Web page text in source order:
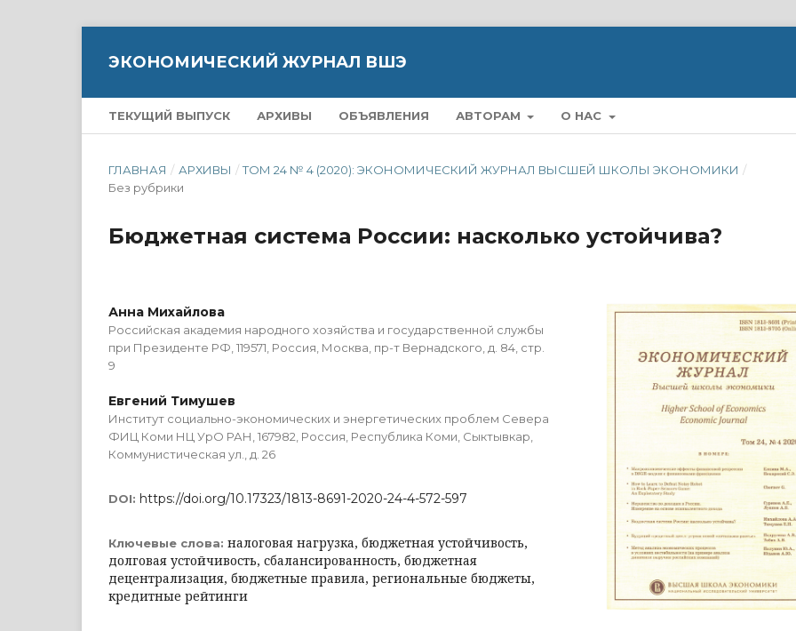
ЭКОНОМИЧЕСКИЙ ЖУРНАЛ ВШЭ
ТЕКУЩИЙ ВЫПУСК АРХИВЫ ОБЪЯВЛЕНИЯ АВТОРАМ О НАС
ГЛАВНАЯ / АРХИВЫ / ТОМ 24 № 4 (2020): ЭКОНОМИЧЕСКИЙ ЖУРНАЛ ВЫСШЕЙ ШКОЛЫ ЭКОНОМИКИ /
Без рубрики
Бюджетная система России: насколько устойчива?
Анна Михайлова
Российская академия народного хозяйства и государственной службы
при Президенте РФ, 119571, Россия, Москва, пр-т Вернадского, д. 84, стр.
9
Евгений Тимушев
Институт социально-экономических и энергетических проблем Севера
ФИЦ Коми НЦ УрО РАН, 167982, Россия, Республика Коми, Сыктывкар,
Коммунистическая ул., д. 26
DOI: https://doi.org/10.17323/1813-8691-2020-24-4-572-597
Ключевые слова: налоговая нагрузка, бюджетная устойчивость,
долговая устойчивость, сбалансированность, бюджетная
децентрализация, бюджетные правила, региональные бюджеты,
кредитные рейтинги